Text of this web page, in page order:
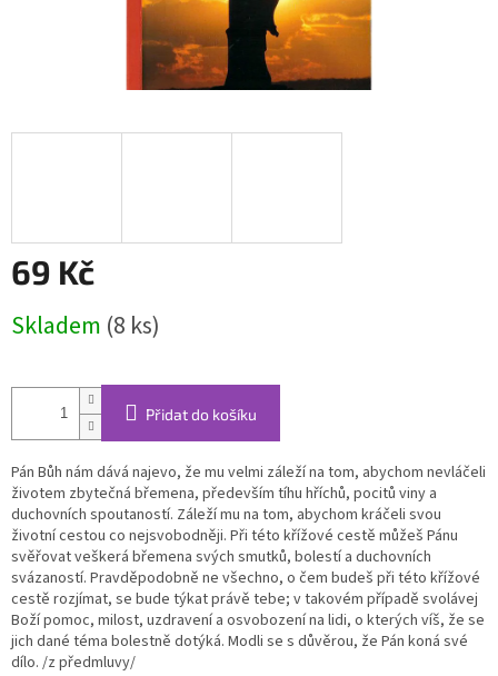
69 Kč
cena:
Skladem (8 ks)
Přidat do košíku
Pán Bůh nám dává najevo, že mu velmi záleží na tom, abychom nevláčeli
životem zbytečná břemena, především tíhu hříchů, pocitů viny a
duchovních spoutaností. Záleží mu na tom, abychom kráčeli svou
životní cestou co nejsvobodněji. Při této křížové cestě můžeš Pánu
svěřovat veškerá břemena svých smutků, bolestí a duchovních
svázaností. Pravděpodobně ne všechno, o čem budeš při této křížové
cestě rozjímat, se bude týkat právě tebe; v takovém případě svolávej
Boží pomoc, milost, uzdravení a osvobození na lidi, o kterých víš, že se
jich dané téma bolestně dotýká. Modli se s důvěrou, že Pán koná své
dílo. /z předmluvy/